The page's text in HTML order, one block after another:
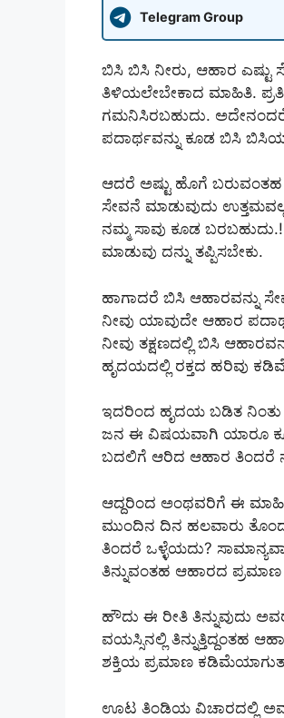
Telegram Group
ಬಿಸಿ ಬಿಸಿ ನೀರು, ಆಹಾರ ಎಷ್ಟು
ತಿಳಿಯಲೇಬೇಕಾದ ಮಾಹಿತಿ.
ಗಮನಿಸಿರಬಹುದು. ಅದೇನಂದರೆ
ಪದಾರ್ಥವನ್ನು ಕೂಡ ಬಿಸಿ
ಆದರೆ ಅಷ್ಟು ಹೊಗೆ ಬರುವಂತಹ
ಸೇವನೆ ಮಾಡುವುದು
ನಮ್ಮ ಸಾವು ಕೂಡ
ಮಾಡುವು ದನ್ನು ತಪ್ಪಿಸಬೇಕು.
ಹಾಗಾದರೆ ಬಿಸಿ ಆಹಾರವನ್ನು
ನೀವು ಯಾವುದೇ ಆಹಾರ
ನೀವು ತಕ್ಷಣದಲ್ಲಿ ಬಿಸಿ
ಹೃದಯದಲ್ಲಿ ರಕ್ತದ ಹರಿವು
ಇದರಿಂದ ಹೃದಯ ಬಡಿತ ನಿಂತು
ಜನ ಈ ವಿಷಯವಾಗಿ ಯಾರೂ
ಬದಲಿಗೆ ಆರಿದ ಆಹಾರ ತಿಂದರೆ
ಆದ್ದರಿಂದ ಅಂಥವರಿಗೆ ಈ
ಮುಂದಿನ ದಿನ ಹಲವಾರು
ತಿಂದರೆ ಒಳ್ಳೆಯದು?
ತಿನ್ನುವಂತಹ ಆಹಾರದ ಪ್ರಮಾಣ
ಹೌದು ಈ ರೀತಿ ತಿನ್ನುವುದು
ವಯಸ್ಸಿನಲ್ಲಿ ತಿನ್ನುತ್ತಿದ್ದಂತಹ
ಶಕ್ತಿಯ ಪ್ರಮಾಣ
ಊಟ ತಿಂಡಿಯ ವಿಚಾರದಲ್ಲಿ